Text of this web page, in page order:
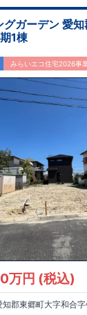
できる可変型プラ
更可能なフレキシ
ー、室内物干しな
ています。
）湘南新宿ライン
分／自転車７分（約
歩
歩
リーストア
ティ
徒歩1分）​ ​東栄住宅
り
もっと詳しく
が明確だからこそ
互いに協力しあい
を抑えることで、
っと詳しく
で最高の3を取得
グガーデン 愛
1棟
みらいエコ住宅2026事
万円 (税込)
知郡東郷町大字和合